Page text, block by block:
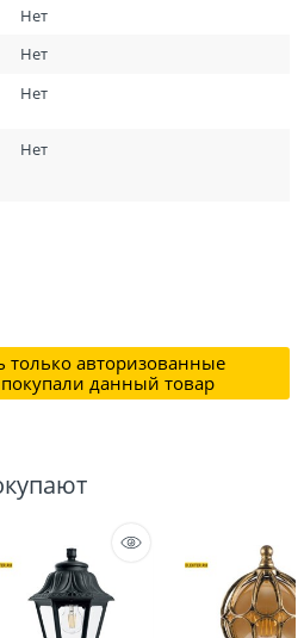
Нет
Нет
Нет
Нет
только авторизованные
данный товар